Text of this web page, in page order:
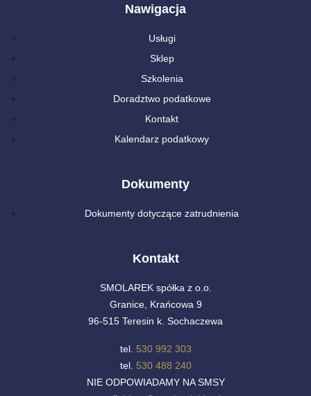
Nawigacja
Usługi
Sklep
Szkolenia
Doradztwo podatkowe
Kontakt
Kalendarz podatkowy
Dokumenty
Dokumenty dotyczące zatrudnienia
Kontakt
SMOLAREK spółka z o.o.
Granice, Krańcowa 9
96-515 Teresin k. Sochaczewa
tel. 530 992 303
tel. 530 488 240
NIE ODPOWIADAMY NA SMSY